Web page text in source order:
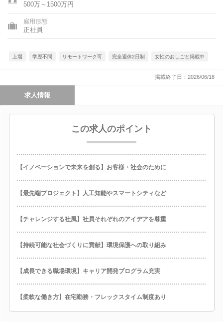
500万～1500万円
雇用形態
正社員
上場 学歴不問 リモートワーク可 完全週休2日制 女性のおしごと掲載中
掲載終了日：2026/06/18
求人情報
この求人のポイント
【イノベーションで未来を創る】お客様・社会のために
【最先端プロジェクト】人工知能やスマートシティなど
【チャレンジする社風】社員それぞれのアイデアを尊重
【持続可能な社会づくりに貢献】環境保護への取り組み
【成長できる職場環境】キャリア開発プログラム充実
【柔軟な働き方】在宅勤務・フレックスタイム制度あり